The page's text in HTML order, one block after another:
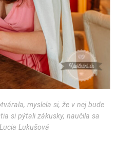
myslela si, že v nej bude
si pýtali zákusky, naučila sa
Lukušová